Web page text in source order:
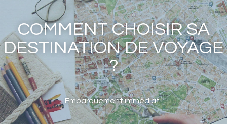
COMMENT CHOISIR SA
DESTINATION DE VOYAGE
?
Embarquement immédiat !